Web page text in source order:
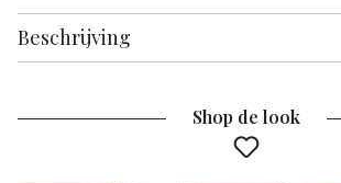
Beschrijving
Shop de look